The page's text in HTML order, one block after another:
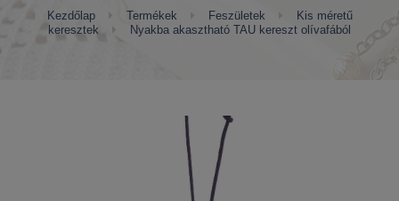
Kezdőlap Termékek Feszületek
Kis méretű
keresztek
Nyakba akasztható TAU kereszt olívafából